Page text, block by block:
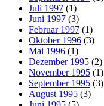
Juli 1997 (1)
Juni 1997 (3)
Februar 1997 (1)
Oktober 1996 (3)
Mai 1996 (1)
Dezember 1995 (2)
November 1995 (1)
September 1995 (3)
August 1995 (3)